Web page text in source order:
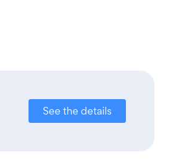
See the details